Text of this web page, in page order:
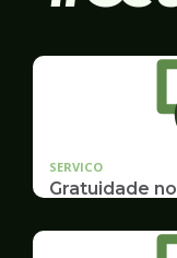
SERVICO
Gratuidade
Estudantes